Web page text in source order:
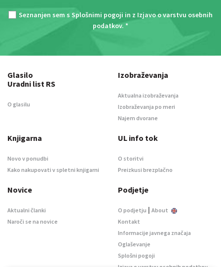
Seznanjen sem s Splošnimi pogoji in z Izjavo o varstvu osebnih
podatkov. *
Glasilo
Uradni list RS
O glasilu
Izobraževanja
Aktualna izobraževanja
Izobraževanja po meri
Najem dvorane
Knjigarna
Novo v ponudbi
Kako nakupovati v spletni knjigarni
UL info tok
O storitvi
Preizkusi brezplačno
Novice
Aktualni članki
Naroči se na novice
Podjetje
O podjetju | About
Kontakt
Informacije javnega značaja
Oglaševanje
Splošni pogoji